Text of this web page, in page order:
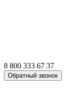
8 800 333 67 37
Обратный звонок